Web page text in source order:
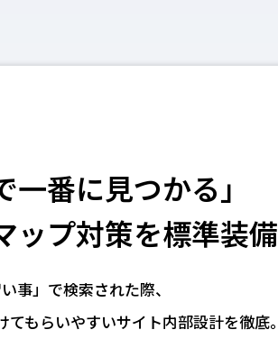
一番に見つかる」
ップ対策を標準装備
事」で検索された際、
てもらいやすいサイト内部設計を徹底。